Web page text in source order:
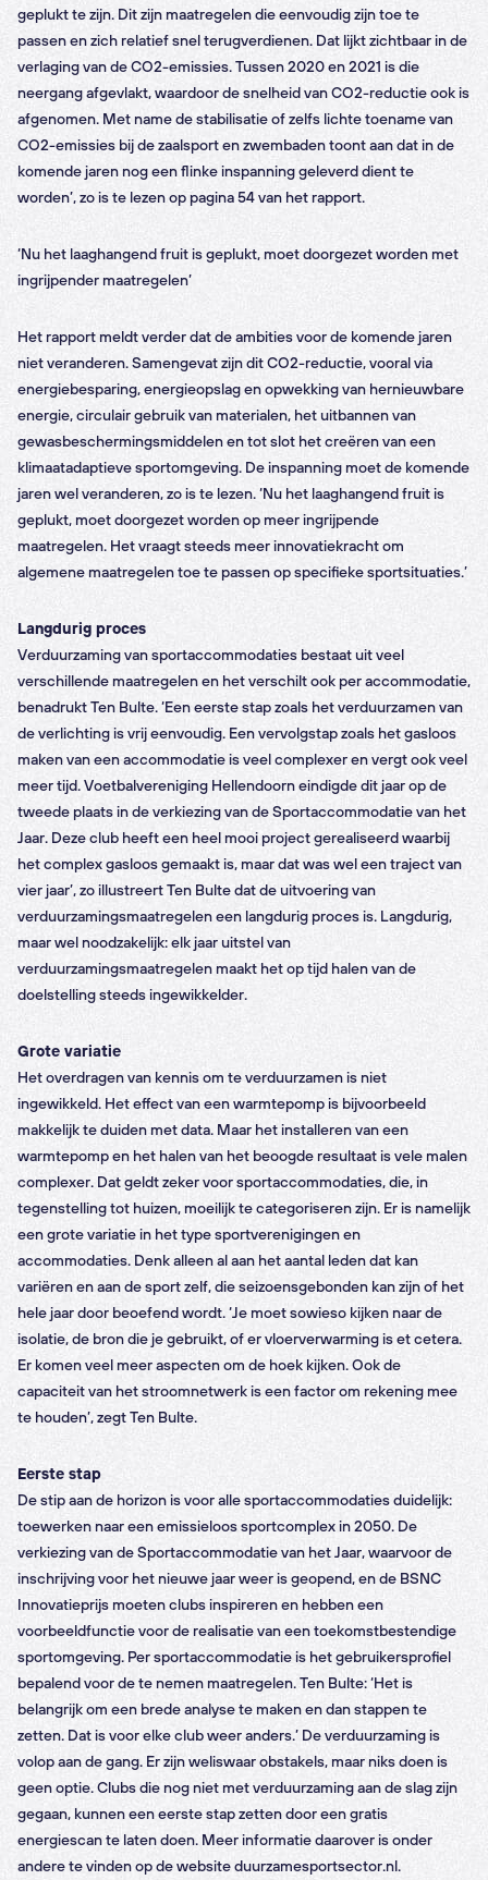
geplukt te zijn. Dit zijn maatregelen die eenvoudig zijn toe te
passen en zich relatief snel terugverdienen. Dat lijkt zichtbaar in de
verlaging van de CO2-emissies. Tussen 2020 en 2021 is die
neergang afgevlakt, waardoor de snelheid van CO2-reductie ook is
afgenomen. Met name de stabilisatie of zelfs lichte toename van
CO2-emissies bij de zaalsport en zwembaden toont aan dat in de
komende jaren nog een flinke inspanning geleverd dient te
worden’, zo is te lezen op pagina 54 van het rapport.
‘Nu het laaghangend fruit is geplukt, moet doorgezet worden met
ingrijpender maatregelen’
Het rapport meldt verder dat de ambities voor de komende jaren
niet veranderen. Samengevat zijn dit CO2-reductie, vooral via
energiebesparing, energieopslag en opwekking van hernieuwbare
energie, circulair gebruik van materialen, het uitbannen van
gewasbeschermingsmiddelen en tot slot het creëren van een
klimaatadaptieve sportomgeving. De inspanning moet de komende
jaren wel veranderen, zo is te lezen. ‘Nu het laaghangend fruit is
geplukt, moet doorgezet worden op meer ingrijpende
maatregelen. Het vraagt steeds meer innovatiekracht om
algemene maatregelen toe te passen op specifieke sportsituaties.’
Langdurig proces
Verduurzaming van sportaccommodaties bestaat uit veel
verschillende maatregelen en het verschilt ook per accommodatie,
benadrukt Ten Bulte. ‘Een eerste stap zoals het verduurzamen van
de verlichting is vrij eenvoudig. Een vervolgstap zoals het gasloos
maken van een accommodatie is veel complexer en vergt ook veel
meer tijd. Voetbalvereniging Hellendoorn eindigde dit jaar op de
tweede plaats in de verkiezing van de Sportaccommodatie van het
Jaar. Deze club heeft een heel mooi project gerealiseerd waarbij
het complex gasloos gemaakt is, maar dat was wel een traject van
vier jaar’, zo illustreert Ten Bulte dat de uitvoering van
verduurzamingsmaatregelen een langdurig proces is. Langdurig,
maar wel noodzakelijk: elk jaar uitstel van
verduurzamingsmaatregelen maakt het op tijd halen van de
doelstelling steeds ingewikkelder.
Grote variatie
Het overdragen van kennis om te verduurzamen is niet
ingewikkeld. Het effect van een warmtepomp is bijvoorbeeld
makkelijk te duiden met data. Maar het installeren van een
warmtepomp en het halen van het beoogde resultaat is vele malen
complexer. Dat geldt zeker voor sportaccommodaties, die, in
tegenstelling tot huizen, moeilijk te categoriseren zijn. Er is namelijk
een grote variatie in het type sportverenigingen en
accommodaties. Denk alleen al aan het aantal leden dat kan
variëren en aan de sport zelf, die seizoensgebonden kan zijn of het
hele jaar door beoefend wordt. ‘Je moet sowieso kijken naar de
isolatie, de bron die je gebruikt, of er vloerverwarming is et cetera.
Er komen veel meer aspecten om de hoek kijken. Ook de
capaciteit van het stroomnetwerk is een factor om rekening mee
te houden’, zegt Ten Bulte.
Eerste stap
De stip aan de horizon is voor alle sportaccommodaties duidelijk:
toewerken naar een emissieloos sportcomplex in 2050. De
verkiezing van de Sportaccommodatie van het Jaar, waarvoor de
inschrijving voor het nieuwe jaar weer is geopend, en de BSNC
Innovatieprijs moeten clubs inspireren en hebben een
voorbeeldfunctie voor de realisatie van een toekomstbestendige
sportomgeving. Per sportaccommodatie is het gebruikersprofiel
bepalend voor de te nemen maatregelen. Ten Bulte: ‘Het is
belangrijk om een brede analyse te maken en dan stappen te
zetten. Dat is voor elke club weer anders.’ De verduurzaming is
volop aan de gang. Er zijn weliswaar obstakels, maar niks doen is
geen optie. Clubs die nog niet met verduurzaming aan de slag zijn
gegaan, kunnen een eerste stap zetten door een gratis
energiescan te laten doen. Meer informatie daarover is onder
andere te vinden op de website duurzamesportsector.nl.